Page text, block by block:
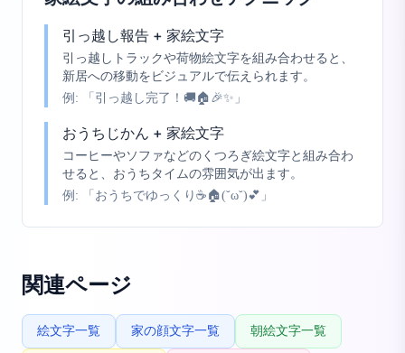
引っ越し報告 + 家絵文字
引っ越しトラックや荷物絵文字を組み合わせると、
新居への移動をビジュアルで伝えられます。
例:
「引っ越し完了！🚚🏠🎉✨」
おうちじかん + 家絵文字
コーヒーやソファなどのくつろぎ絵文字と組み合わ
せると、おうちタイムの雰囲気が出ます。
例:
「おうちでゆっくり☕🏠(˘ω˘)💕」
関連ページ
絵文字一覧 家の顔文字一覧 朝絵文字一覧